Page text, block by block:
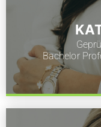
Bachelor